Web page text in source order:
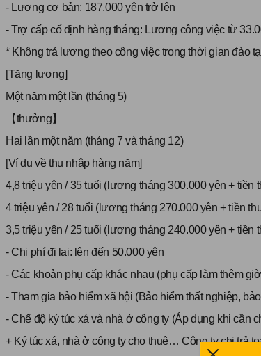
- Lương cơ bản: 187.000 yên trở lên
- Trợ cấp cố định hàng tháng: Lương công việc từ
* Không trả lương theo công việc trong thời gian đào
[Tăng lương]
Một năm một lần (tháng 5)
【thưởng】
Hai lần một năm (tháng 7 và tháng 12)
[Ví dụ về thu nhập hàng năm]
4,8 triệu yên / 35 tuổi (lương tháng 300.000 yên +
4 triệu yên / 28 tuổi (lương tháng 270.000 yên + tiền
3,5 triệu yên / 25 tuổi (lương tháng 240.000 yên +
- Chi phí đi lại: lên đến 50.000 yên
- Các khoản phụ cấp khác nhau (phụ cấp làm thêm
- Tham gia bảo hiểm xã hội (Bảo hiểm thất nghiệp,
- Chế độ ký túc xá và nhà ở công ty (Áp dụng khi cần
+ Ký túc xá, nhà ở công ty cho thuê… Công ty chi trả